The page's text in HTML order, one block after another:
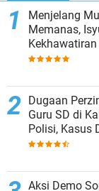
Menjelang
Memanas,
Internal
Dugaan
Guru SD di
Polisi, Kasus
Polres
Aksi Demo